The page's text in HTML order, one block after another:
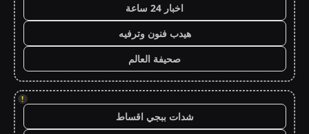
اخبار 24 ساعة
هيدب فنون وترفيه
صحيفة العالم
!
شدات ببجي اقساط